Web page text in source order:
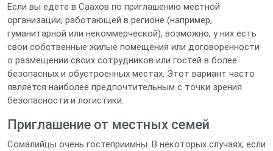
Если вы едете в Саахов по приглашению местной
организации, работающей в регионе (например,
гуманитарной или некоммерческой), возможно, у них есть
свои собственные жилые помещения или договоренности
о размещении своих сотрудников или гостей в более
безопасных и обустроенных местах. Этот вариант часто
является наиболее предпочтительным с точки зрения
безопасности и логистики.
Приглашение от местных семей
Сомалийцы очень гостеприимны. В некоторых случаях, если